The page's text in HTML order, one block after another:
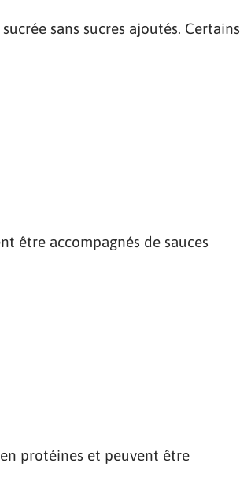
sans sucres ajoutés. Certains
être accompagnés de sauces
protéines et peuvent être